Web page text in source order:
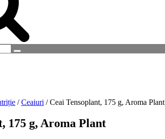
Search
/Ceaiuri / Ceai Tensoplant, 175 g, Aroma Plant
175 g, Aroma Plant